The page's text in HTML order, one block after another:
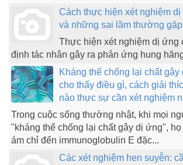
Cách thực hiện xét nghiệm
và những sai lầm thường gặp
Thực hiện xét nghiệm dị ứng
định tác nhân gây ra phản ứng hung
Kháng thể chống lại chất gây
cho thấy điều gì, cách giải
nào thực sự cần xét nghiệm
Trong cuộc sống thường nhật, khi mọi
"kháng thể chống lại chất gây dị ứng",
ám chỉ đến immunoglobulin E đặc...
Các xét nghiệm hen suyễn: